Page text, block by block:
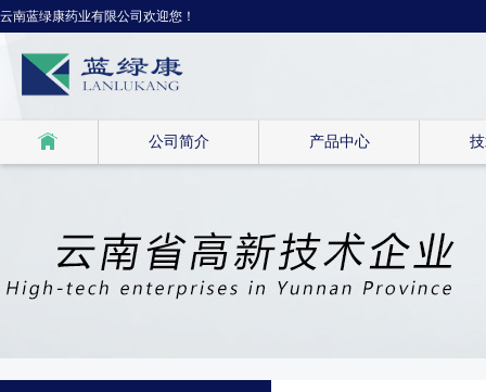
云南蓝绿康药业有限公司欢迎您！
公司简介 产品中心